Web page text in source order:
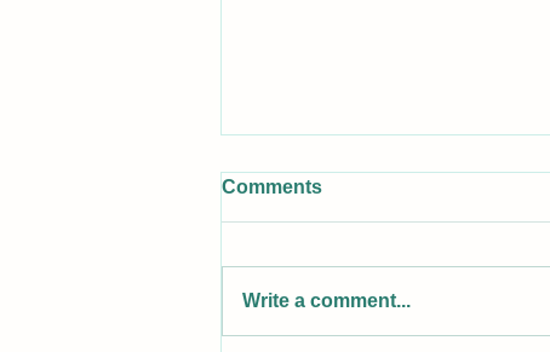
Comments
Write a comment...